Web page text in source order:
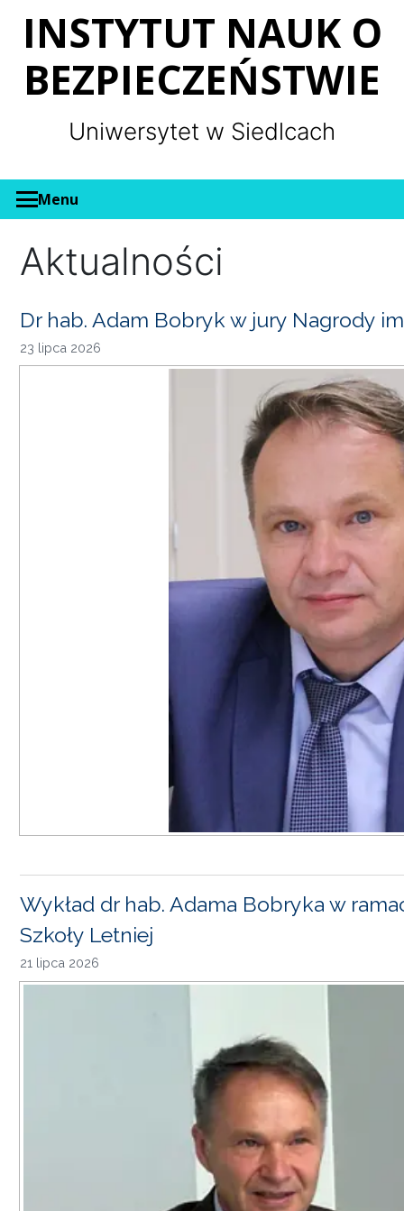
INSTYTUT NAUK O
BEZPIECZEŃSTWIE
Uniwersytet w Siedlcach
Menu
Aktualności
Dr hab. Adam Bobryk w jury Nagrody
23 lipca 2026
Wykład dr hab. Adama Bobryka w
Szkoły Letniej
21 lipca 2026